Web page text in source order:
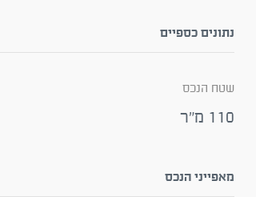
נתונים כספיים
שטח הנכס
110 מ"ר
מאפייני הנכס